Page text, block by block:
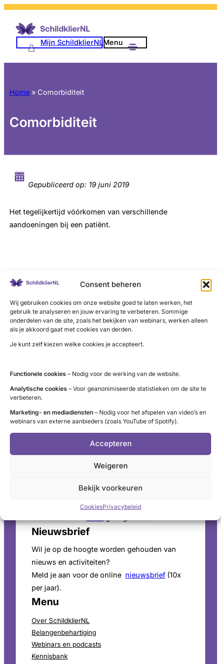
Consent beheren
Wij gebruiken cookies om onze website goed te laten werken, het
gebruik te analyseren en jouw ervaring te verbeteren. Sommige
onderdelen van de site, zoals het bekijken van webinars, werken alleen
als je akkoord gaat met cookies van derden.
Je kunt zelf kiezen welke cookies je accepteert.
Functionele cookies – Nodig voor de werking van de website.
Analytische cookies – Voor geanonimiseerde statistieken om de site te
verbeteren.
Marketing- en mediadiensten – Nodig voor het afspelen van video’s en
webinars van externe aanbieders (zoals YouTube of Spotify).
Accepteren
Weigeren
Bekijk voorkeuren
CookiesPrivacybeleid
Mijn SchildklierNLMenu
Home » Comorbiditeit
Comorbiditeit
Gepubliceerd op: 19 juni 2019
Het tegelijkertijd vóórkomen van verschillende
aandoeningen bij een patiënt.
LinkedIn
X YouTube
Instagram
Facebook
Contact
info@schildklier.nl
Postbus 60, 3940 AB Doorn
Schildkliertelefoon
Voor een luisterend oor, informatie en
vragen. Ga naar de openingstijden
Pers
Voor persinformatie en mediaverzoeken bekijk
perspagina .
Nieuwsbrief
Wil je op de hoogte worden gehouden van
nieuws en activiteiten?
Meld je aan voor de online nieuwsbrief (10x
per jaar).
Menu
Over SchildklierNL
Belangenbehartiging
Webinars en podcasts
Kennisbank